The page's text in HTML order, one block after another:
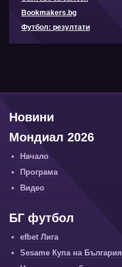
Bookmakers.bg
Футбол: резултати
Новини
Мондиал 2026
Начало
Програма
Видео
БГ футбол
efbet Лига
Sesame Купа на България